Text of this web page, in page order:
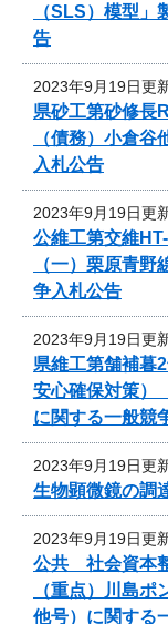
（SLS）模型」
告
2023年9月19日更
県砂工第砂修長
（債務）小倉
入札公告
2023年9月19日更
公維工第交維
（一）栗原青
争入札公告
2023年9月19日更
県維工第舗補暮
安心確保対策
に関する一般競
2023年9月19日更
生物顕微鏡の調
2023年9月19日更
公共 社会資本
（重点）川島
他号）に関する